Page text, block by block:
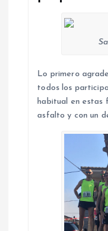
Lo primero
todos los
habitual en estas
asfalto y con un